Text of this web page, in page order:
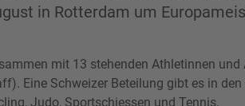
in Rotterdam um
mit 13 stehenden Athletinnen
Eine Schweizer Beteilung gibt es in
Judo, Sportschiessen und Tennis.